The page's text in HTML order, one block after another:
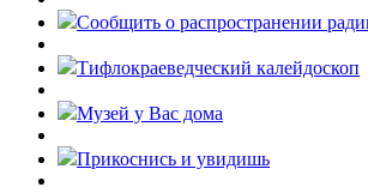
Cообщить о распространении
Тифлокраеведческий калейдоскоп
Музей у Вас дома
Прикоснись и увидишь